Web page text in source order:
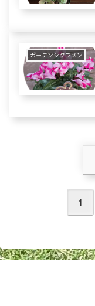
ガーデンシクラメン
1